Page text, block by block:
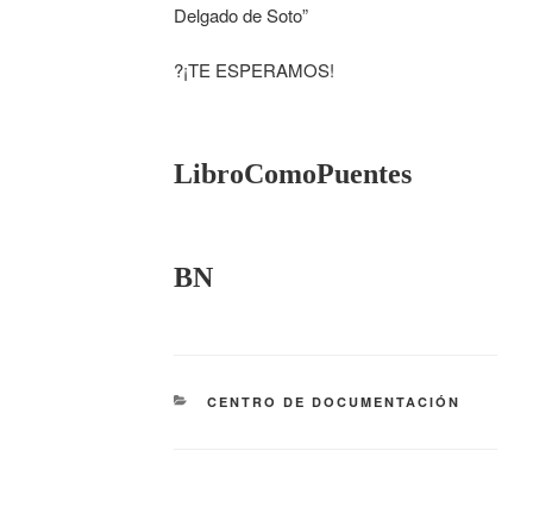
Delgado de Soto”
?¡TE ESPERAMOS!
LibroComoPuentes
BN
CENTRO DE DOCUMENTACIÓN